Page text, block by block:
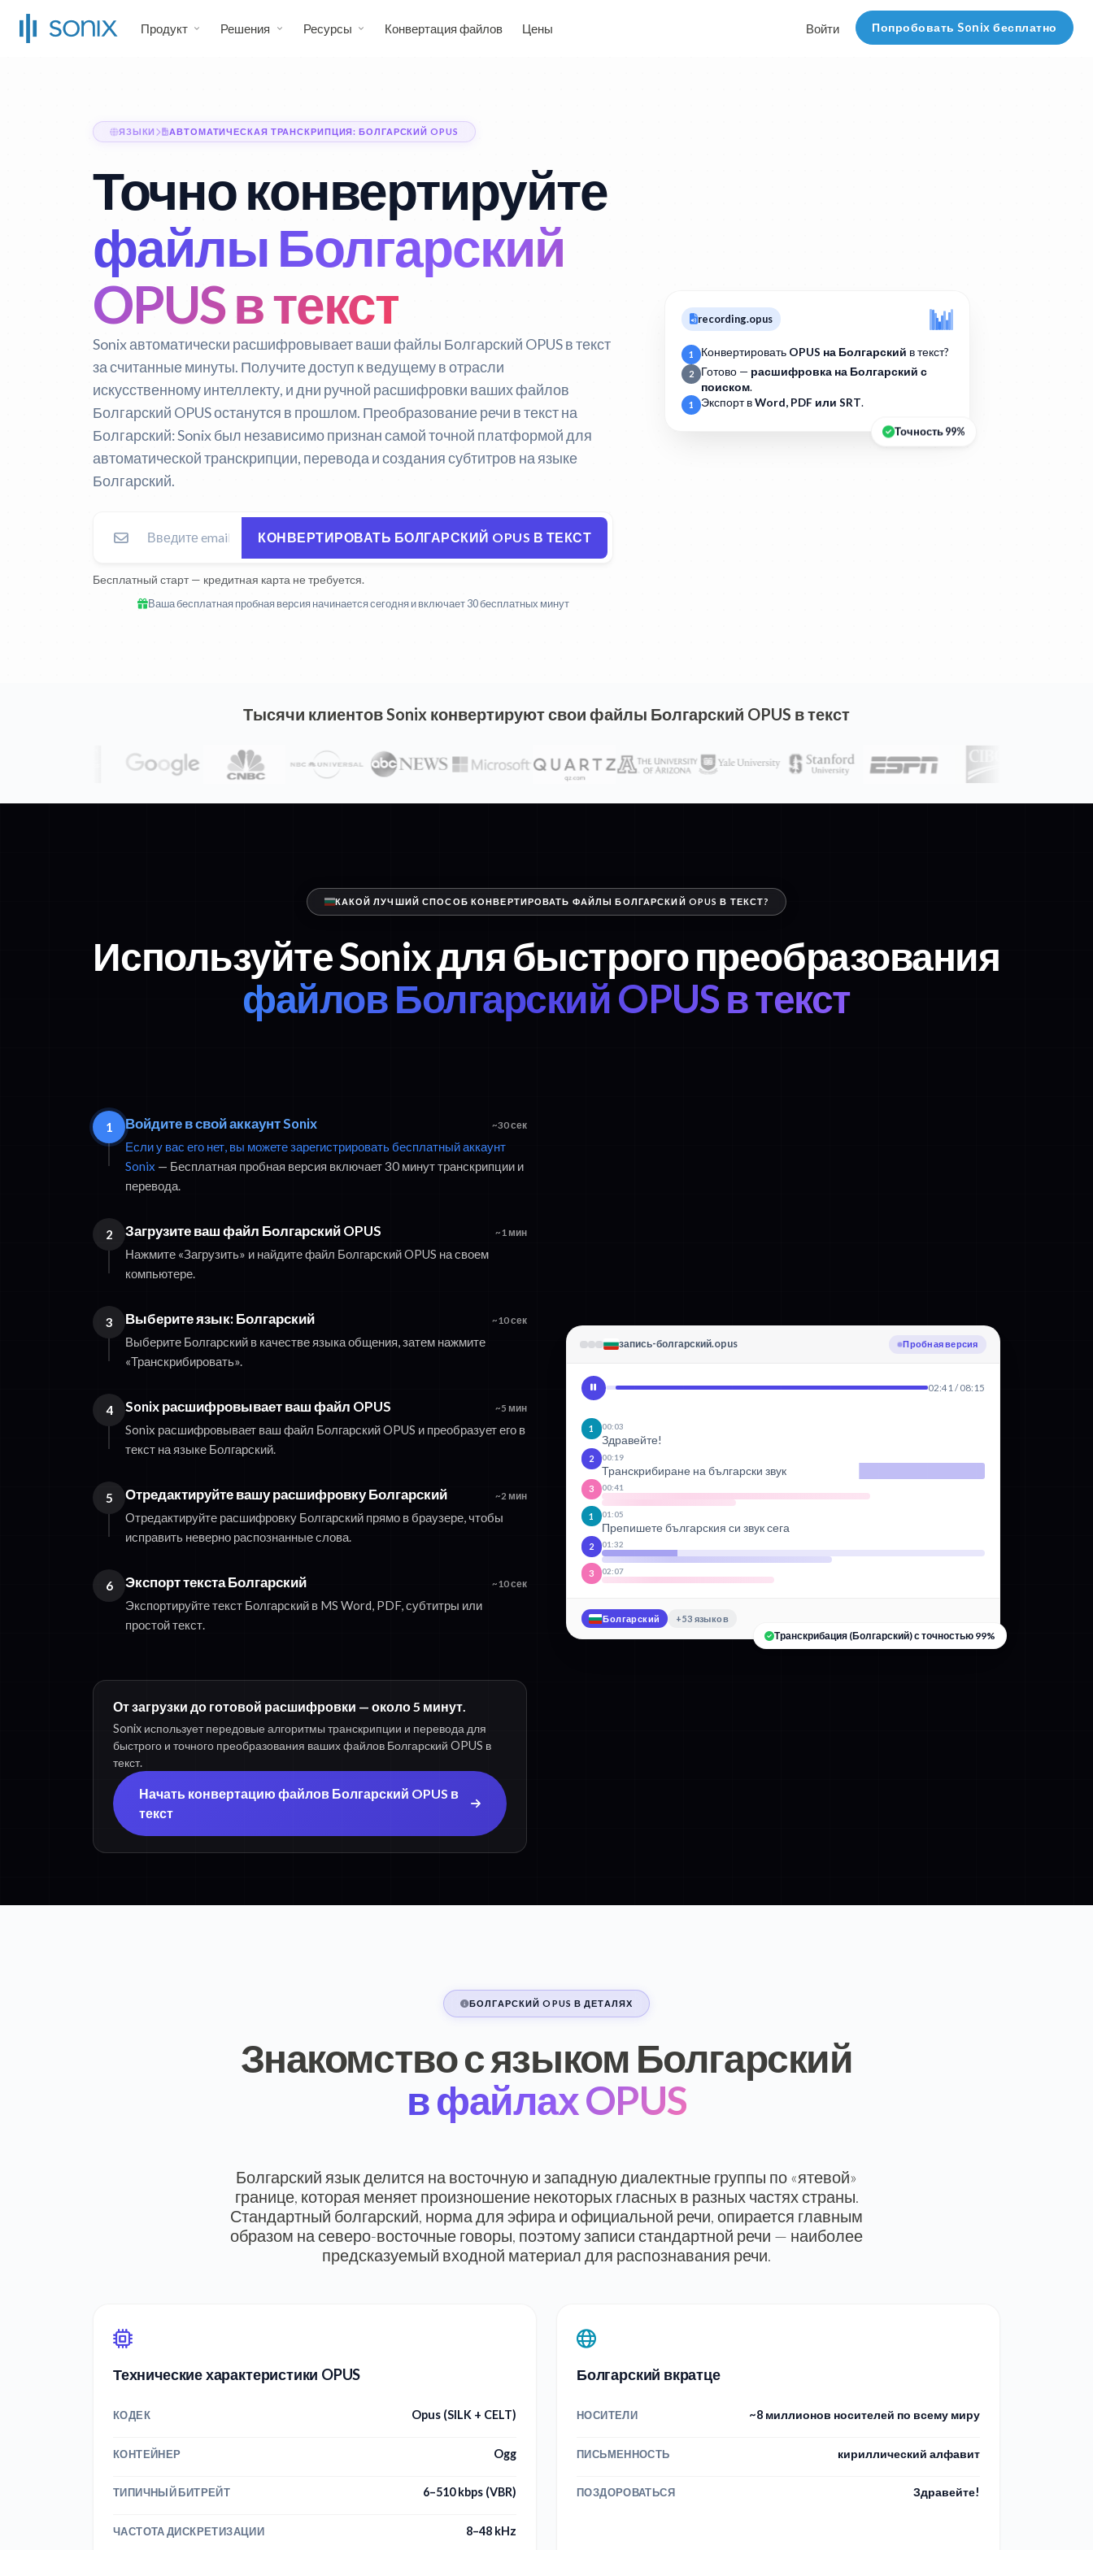
Продукт Решения Ресурсы Конвертация файлов Цены Войти Попробовать Sonix бесплатно
ЯЗЫКИ АВТОМАТИЧЕСКАЯ ТРАНСКРИПЦИЯ: БОЛГАРСКИЙ OPUS
Точно конвертируйте
файлы Болгарский
OPUS в текст
Sonix автоматически расшифровывает ваши файлы Болгарский OPUS в текст
за считанные минуты. Получите доступ к ведущему в отрасли
искусственному интеллекту, и дни ручной расшифровки ваших файлов
Болгарский OPUS останутся в прошлом. Преобразование речи в текст на
Болгарский:Sonix был независимо признан самой точной платформой для
автоматической транскрипции, перевода и создания субтитров на языке
Болгарский.
КОНВЕРТИРОВАТЬ БОЛГАРСКИЙ OPUS В ТЕКСТ
Бесплатный старт — кредитная карта не требуется.
Ваша бесплатная пробная версия начинается сегодня и включает 30 бесплатных минут
recording.opus
1 Конвертировать OPUS на Болгарский в текст?
2 Готово — расшифровка на Болгарский с
поиском.
1 Экспорт вWord, PDF или SRT.
Точность 99%
Тысячи клиентов Sonix конвертируют свои файлы Болгарский OPUS в текст
КАКОЙ ЛУЧШИЙ СПОСОБ КОНВЕРТИРОВАТЬ ФАЙЛЫ БОЛГАРСКИЙ OPUS В ТЕКСТ?
Используйте Sonix для быстрого преобразования
файлов Болгарский OPUS в текст
1 Войдите в свой аккаунт Sonix ~30 сек
Если у вас его нет, вы можете зарегистрировать бесплатный аккаунт
Sonix — Бесплатная пробная версия включает 30 минут транскрипции и
перевода.
2 Загрузите ваш файл Болгарский OPUS ~1 мин
Нажмите «Загрузить» и найдите файл Болгарский OPUS на своем
компьютере.
3 Выберите язык: Болгарский ~10 сек
Выберите Болгарский в качестве языка общения, затем нажмите
«Транскрибировать».
4 Sonix расшифровывает ваш файл OPUS ~5 мин
Sonix расшифровывает ваш файл Болгарский OPUS и преобразует его в
текст на языке Болгарский.
5 Отредактируйте вашу расшифровку Болгарский ~2 мин
Отредактируйте расшифровку Болгарский прямо в браузере, чтобы
исправить неверно распознанные слова.
6 Экспорт текста Болгарский ~10 сек
Экспортируйте текст Болгарский в MS Word, PDF, субтитры или
простой текст.
От загрузки до готовой расшифровки — около 5 минут.
Sonix использует передовые алгоритмы транскрипции и перевода для
быстрого и точного преобразования ваших файлов Болгарский OPUS в
текст.
Начать конвертацию файлов Болгарский OPUS в
текст
запись-болгарский.opus Загрузка
02:41 / 08:15
1 00:03
Здравейте!
2 00:19
Транскрибиране на български звук
3 00:41
1 01:05
Препишете българския си звук сега
2 01:32
3 02:07
Болгарский +53 языков
Транскрибация (Болгарский) с точностью 99%
БОЛГАРСКИЙ OPUS В ДЕТАЛЯХ
Знакомство с языком Болгарский
в файлах OPUS
Болгарский язык делится на восточную и западную диалектные группы по «ятевой»
границе, которая меняет произношение некоторых гласных в разных частях страны.
Стандартный болгарский, норма для эфира и официальной речи, опирается главным
образом на северо-восточные говоры, поэтому записи стандартной речи — наиболее
предсказуемый входной материал для распознавания речи.
Технические характеристики OPUS
КОДЕК Opus (SILK + CELT)
КОНТЕЙНЕР Ogg
ТИПИЧНЫЙ БИТРЕЙТ 6–510 kbps (VBR)
ЧАСТОТА ДИСКРЕТИЗАЦИИ 8–48 kHz
Болгарский вкратце
НОСИТЕЛИ ~8 миллионов носителей по всему миру
ПИСЬМЕННОСТЬ кириллический алфавит
ПОЗДОРОВАТЬСЯ Здравейте!